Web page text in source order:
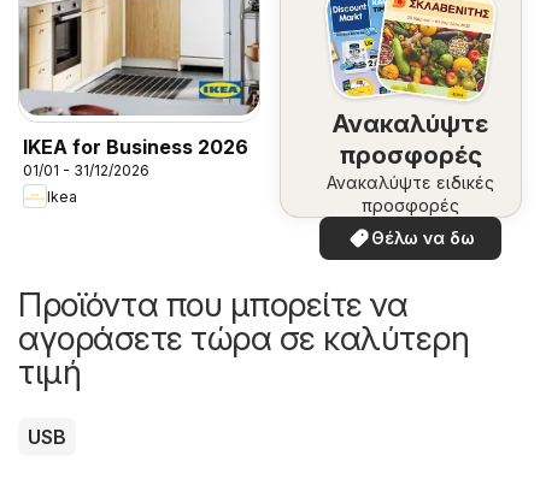
IKEA for Business 2026
01/01 - 31/12/2026
Ikea
Ανακαλύψτε
προσφορές
Ανακαλύψτε ειδικές
προσφορές
Θέλω να δω
Προϊόντα που μπορείτε να
αγοράσετε τώρα σε καλύτερη
τιμή
USB